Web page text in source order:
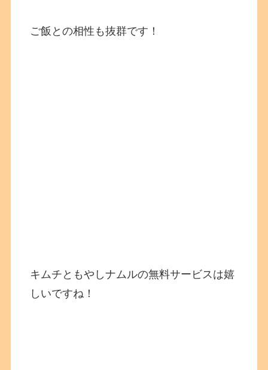
ご飯との相性も抜群です！
キムチともやしナムルの無料サービスは嬉
しいですね！